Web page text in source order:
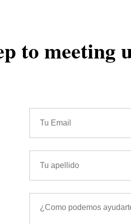
to meeting